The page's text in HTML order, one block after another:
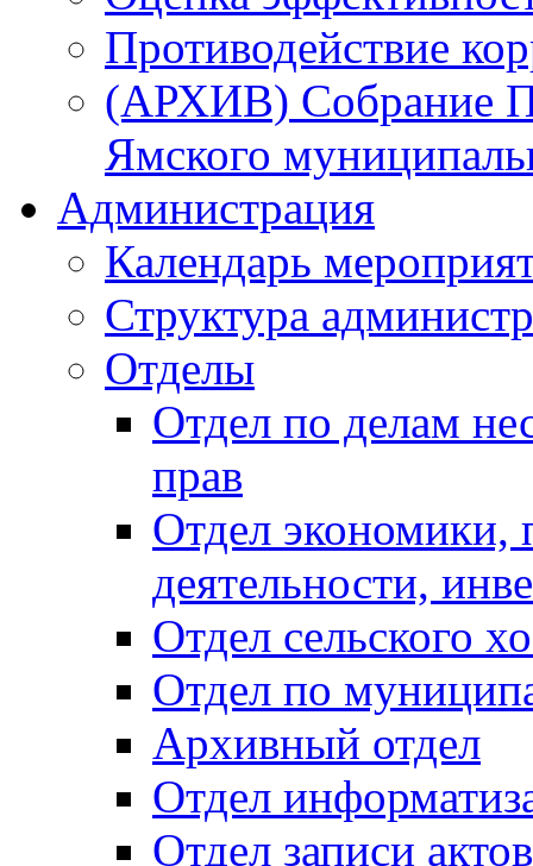
Противодействие
(АРХИВ) Собрание
Ямского
Администрация
Календарь
Структура
Отделы
Отдел по делам
прав
Отдел экономики,
деятельности,
Отдел сельского
Отдел по
Архивный отдел
Отдел
Отдел записи